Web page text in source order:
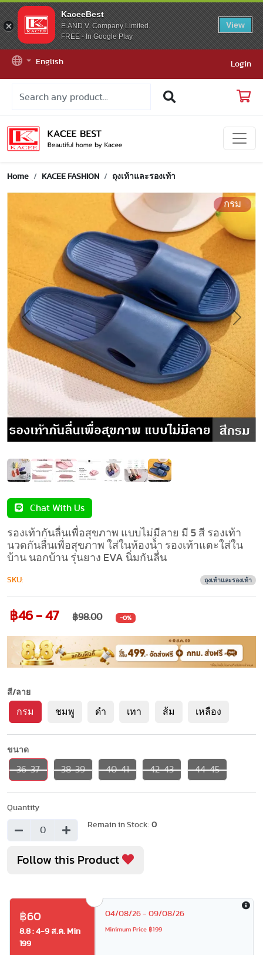
KaceeBest
E.AND V. Company Limited.
FREE - In Google Play
View
English Login
Home KACEE FASHION ถุงเท้าและรองเท้า
กรม
Previous Next
Chat With Us
รองเท้ากันลื่นเพื่อสุขภาพ แบบไม่มีลาย มี 5 สี รองเท้า
นวดกันลื่นเพื่อสุขภาพ ใส่ในห้องน้ำ รองเท้าแตะใส่ใน
บ้าน นอกบ้าน รุ่นยาง EVA นิ่มกันลื่น
SKU: ถุงเท้าและรองเท้า
฿46 - 47 ฿98.00 -0%
สี/ลาย
กรม ชมพู ดำ เทา ส้ม เหลือง
ขนาด
36-37 38-39 40-41 42-43 44-45
Quantity
Remain in Stock: 0
Follow this Product
฿60
8.8 : 4-9 ส.ค. Min
199
04/08/26 - 09/08/26
Minimum Price ฿199